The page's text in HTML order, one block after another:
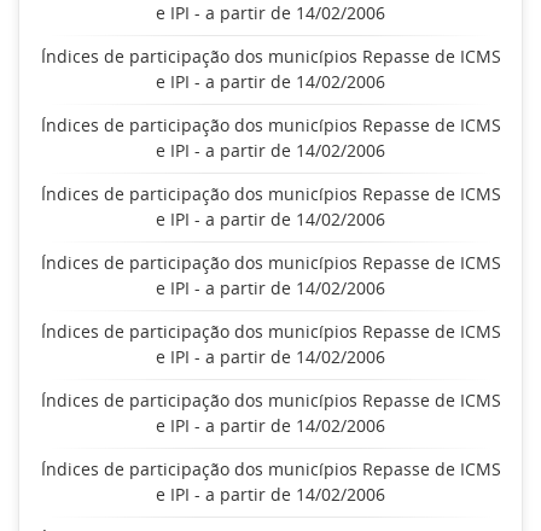
e IPI - a partir de 14/02/2006
Índices de participação dos municípios Repasse de ICMS
e IPI - a partir de 14/02/2006
Índices de participação dos municípios Repasse de ICMS
e IPI - a partir de 14/02/2006
Índices de participação dos municípios Repasse de ICMS
e IPI - a partir de 14/02/2006
Índices de participação dos municípios Repasse de ICMS
e IPI - a partir de 14/02/2006
Índices de participação dos municípios Repasse de ICMS
e IPI - a partir de 14/02/2006
Índices de participação dos municípios Repasse de ICMS
e IPI - a partir de 14/02/2006
Índices de participação dos municípios Repasse de ICMS
e IPI - a partir de 14/02/2006